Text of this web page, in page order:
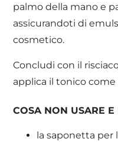
palmo della mano e
assicurandoti di
cosmetico.
Concludi con il
applica il tonico
COSA NON USARE E
la saponetta per